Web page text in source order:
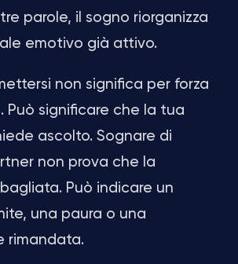
parole, il sogno riorganizza
emotivo già attivo.
non significa per forza
Può significare che la tua
ascolto. Sognare di
non prova che la
Può indicare un
una paura o una
rimandata.